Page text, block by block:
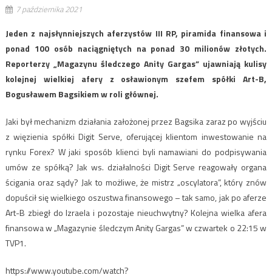
7 października 2021
Jeden z najsłynniejszych aferzystów III RP, piramida finansowa i
ponad 100 osób naciągniętych na ponad 30 milionów złotych.
Reporterzy „Magazynu śledczego Anity Gargas” ujawniają kulisy
kolejnej wielkiej afery z osławionym szefem spółki Art-B,
Bogusławem Bagsikiem w roli głównej.
Jaki był mechanizm działania założonej przez Bagsika zaraz po wyjściu
z więzienia spółki Digit Serve, oferującej klientom inwestowanie na
rynku Forex? W jaki sposób klienci byli namawiani do podpisywania
umów ze spółką? Jak ws. działalności Digit Serve reagowały organa
ścigania oraz sądy? Jak to możliwe, że mistrz „oscylatora”, który znów
dopuścił się wielkiego oszustwa finansowego – tak samo, jak po aferze
Art-B zbiegł do Izraela i pozostaje nieuchwytny? Kolejna wielka afera
finansowa w „Magazynie śledczym Anity Gargas” w czwartek o 22:15 w
TVP1.
https://www.youtube.com/watch?